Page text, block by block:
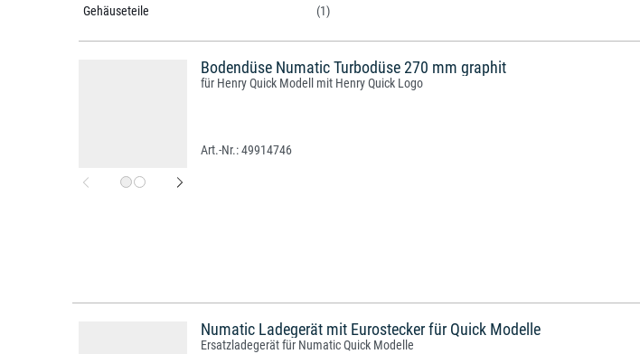
Gehäuseteile
(1)
Bodendüse Numatic Turbodüse 270 mm graphit
für Henry Quick Modell mit Henry Quick Logo
49914746
Numatic Ladegerät mit Eurostecker für Quick Modelle
Ersatzladegerät für Numatic Quick Modelle